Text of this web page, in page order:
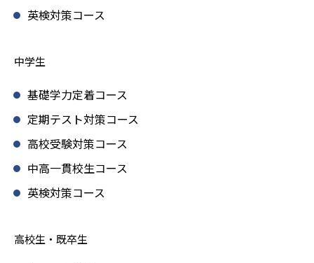
英検対策コース
中学生
基礎学力定着コース
定期テスト対策コース
高校受験対策コース
中高一貫校生コース
英検対策コース
高校生・既卒生